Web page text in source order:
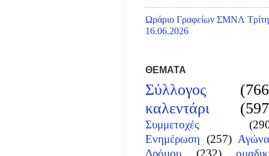
Ωράριο Γραφείων ΣΜΝΛ Τρίτη
16.06.2026
ΘΕΜΑΤΑ
Σύλλογος
καλεντάρι
Συμμετοχές
Ενημέρωση (257)
Δρόμου
(232)